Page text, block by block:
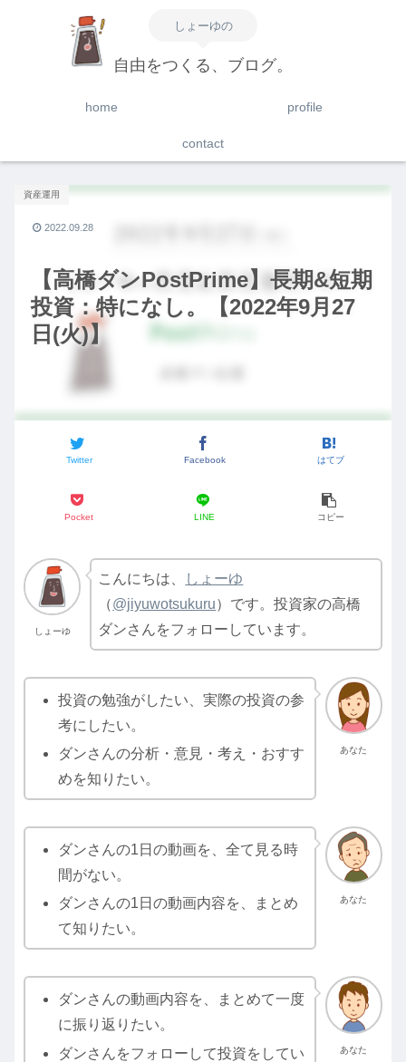
しょーゆの
自由をつくる、ブログ。
home profile
contact
【高橋ダンPostPrime】長期&短期
投資：特になし。【2022年9月27
日(火)】
資産運用
Twitter Facebook はてブ
Pocket LINE コピー
2022.09.28
しょーゆ
こんにちは、
しょーゆ
（@jiyuwotsukuru）です。投資家の高橋
ダンさんをフォローしています。
あなた
投資の勉強がしたい、実際の投資の参
考にしたい。
ダンさんの分析・意見・考え・おすす
めを知りたい。
あなた
ダンさんの1日の動画を、全て見る時
間がない。
ダンさんの1日の動画内容を、まとめ
て知りたい。
あなた
ダンさんの動画内容を、まとめて一度
に振り返りたい。
ダンさんをフォローして投資をしてい